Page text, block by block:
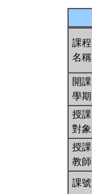
課程
名稱
開課
學期
授課
對象
授課
教師
課號